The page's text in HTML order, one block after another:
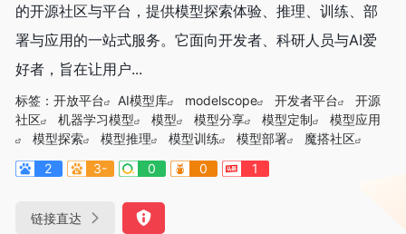
的开源社区与平台，提供模型探索体验、推理、训练、部
署与应用的一站式服务。它面向开发者、科研人员与AI爱
好者，旨在让用户...
标签： 开放平台 AI模型库 modelscope 开发者平台
开源
社区
机器学习模型 模型 模型分享 模型定制
模型应用
模型探索
模型推理 模型训练 模型部署
魔搭社区
2
3- 0 0 1
链接直达